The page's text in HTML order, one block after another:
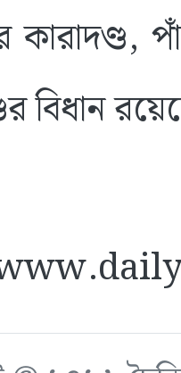
বিধান